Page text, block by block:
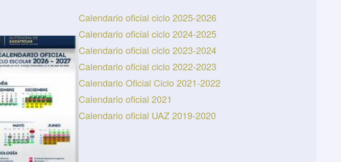
Calendario oficial ciclo 2025-2026
Calendario oficial ciclo 2024-2025
Calendario oficial ciclo 2023-2024
Calendario oficial ciclo 2022-2023
Calendario Oficial Ciclo 2021-2022
Calendario oficial 2021
Calendario oficial UAZ 2019-2020